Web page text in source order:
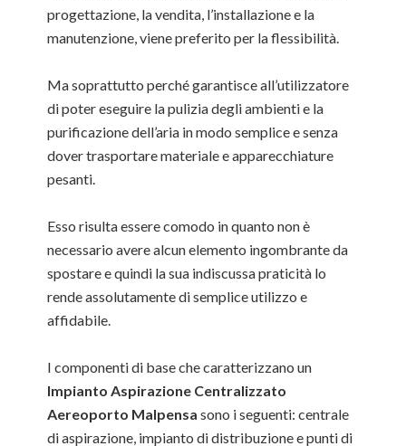
progettazione, la vendita, l’installazione e la
manutenzione, viene preferito per la flessibilità.
Ma soprattutto perché garantisce all’utilizzatore
di poter eseguire la pulizia degli ambienti e la
purificazione dell’aria in modo semplice e senza
dover trasportare materiale e apparecchiature
pesanti.
Esso risulta essere comodo in quanto non è
necessario avere alcun elemento ingombrante da
spostare e quindi la sua indiscussa praticità lo
rende assolutamente di semplice utilizzo e
affidabile.
I componenti di base che caratterizzano un
Impianto Aspirazione Centralizzato
Aereoporto Malpensa sono i seguenti: centrale
di aspirazione, impianto di distribuzione e punti di